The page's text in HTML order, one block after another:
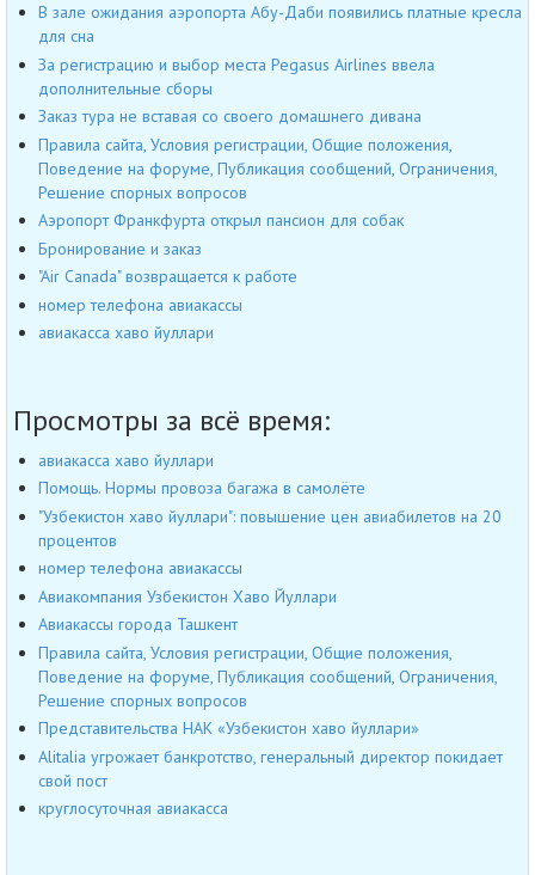
В зале ожидания аэропорта Абу-Даби появились платные кресла
для сна
За регистрацию и выбор места Pegasus Airlines ввела
дополнительные сборы
Заказ тура не вставая со своего домашнего дивана
Правила сайта, Условия регистрации, Общие положения,
Поведение на форуме, Публикация сообщений, Ограничения,
Решение спорных вопросов
Аэропорт Франкфурта открыл пансион для собак
Бронирование и заказ
"Air Canada" возвращается к работе
номер телефона авиакассы
авиакасса хаво йуллари
Просмотры за всё время:
авиакасса хаво йуллари
Помощь. Нормы провоза багажа в самолёте
"Узбекистон хаво йуллари": повышение цен авиабилетов на 20
процентов
номер телефона авиакассы
Авиакомпания Узбекистон Хаво Йуллари
Авиакассы города Ташкент
Правила сайта, Условия регистрации, Общие положения,
Поведение на форуме, Публикация сообщений, Ограничения,
Решение спорных вопросов
Представительства НАК «Узбекистон хаво йуллари»
Alitalia угрожает банкротство, генеральный директор покидает
свой пост
круглосуточная авиакасса